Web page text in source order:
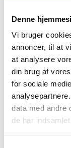
Denne
Vi bruger
annoncer, til at
at analysere
din brug af
for sociale
data med andre
de har
Længde:5”
Mærke:B&B
Leveringstid: